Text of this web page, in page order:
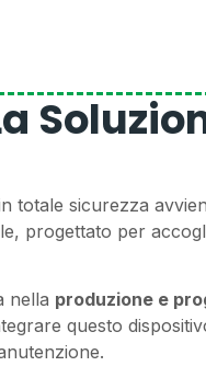
totale sicurezza
progettato per
nella produzione e
questo